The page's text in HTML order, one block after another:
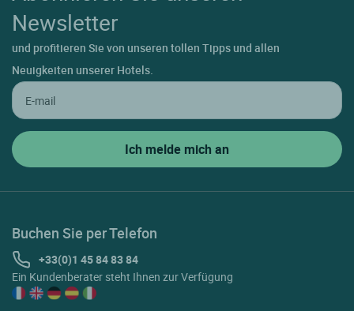
Newsletter
und profitieren Sie von unseren tollen Tipps und allen
Neuigkeiten unserer Hotels.
Buchen Sie per Telefon
+33(0)1 45 84 83 84
Ein Kundenberater steht Ihnen zur Verfügung